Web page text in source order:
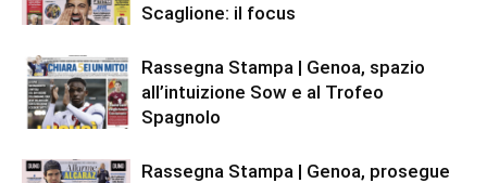
Scaglione: il focus
Rassegna Stampa | Genoa, spazio
all’intuizione Sow e al Trofeo
Spagnolo
Rassegna Stampa | Genoa, prosegue